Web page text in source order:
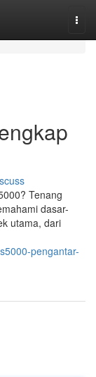
Tenang
dasar-
utama, dari
pengantar-